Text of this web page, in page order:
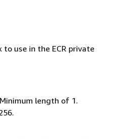
use in the ECR private
length of 1.